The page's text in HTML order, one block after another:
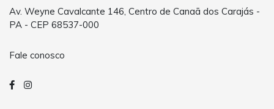
Av. Weyne Cavalcante 146, Centro de Canaã dos Carajás -
PA - CEP 68537-000
Fale conosco